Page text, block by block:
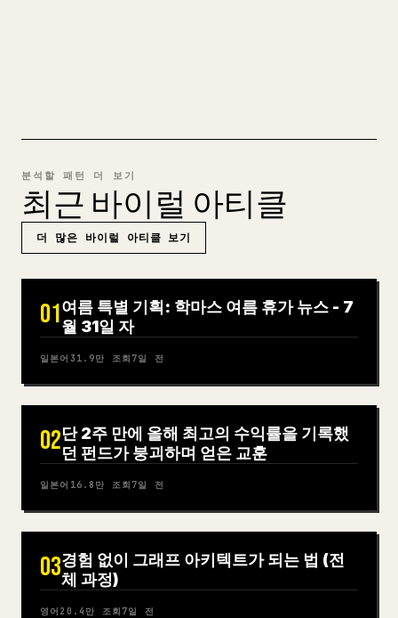
분석할 패턴 더 보기
최근 바이럴 아티클
더 많은 바이럴 아티클 보기
01여름 특별 기획: 학마스 여름 휴가 뉴스 - 7
월 31일 자
일본어 31.9만 조회7일 전
02단 2주 만에 올해 최고의 수익률을 기록했
던 펀드가 붕괴하며 얻은 교훈
일본어 16.8만 조회7일 전
03경험 없이 그래프 아키텍트가 되는 법 (전
체 과정)
영어 20.4만 조회7일 전